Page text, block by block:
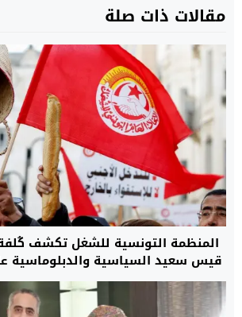
مقالات ذات صلة
المنظمة التونسية للشغل تكشف
قيس سعيد السياسية والدبلوماسية
المتدهور